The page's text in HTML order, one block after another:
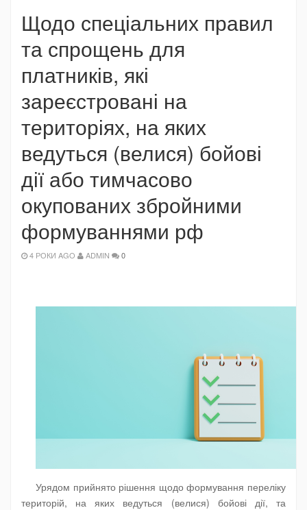
Щодо спеціальних правил
та спрощень для
платників, які
зареєстровані на
територіях, на яких
ведуться (велися) бойові
дії або тимчасово
окупованих збройними
формуваннями рф
4 РОКИ AGO ADMIN 0
Урядом прийнято рішення щодо формування переліку
територій, на яких ведуться (велися) бойові дії, та